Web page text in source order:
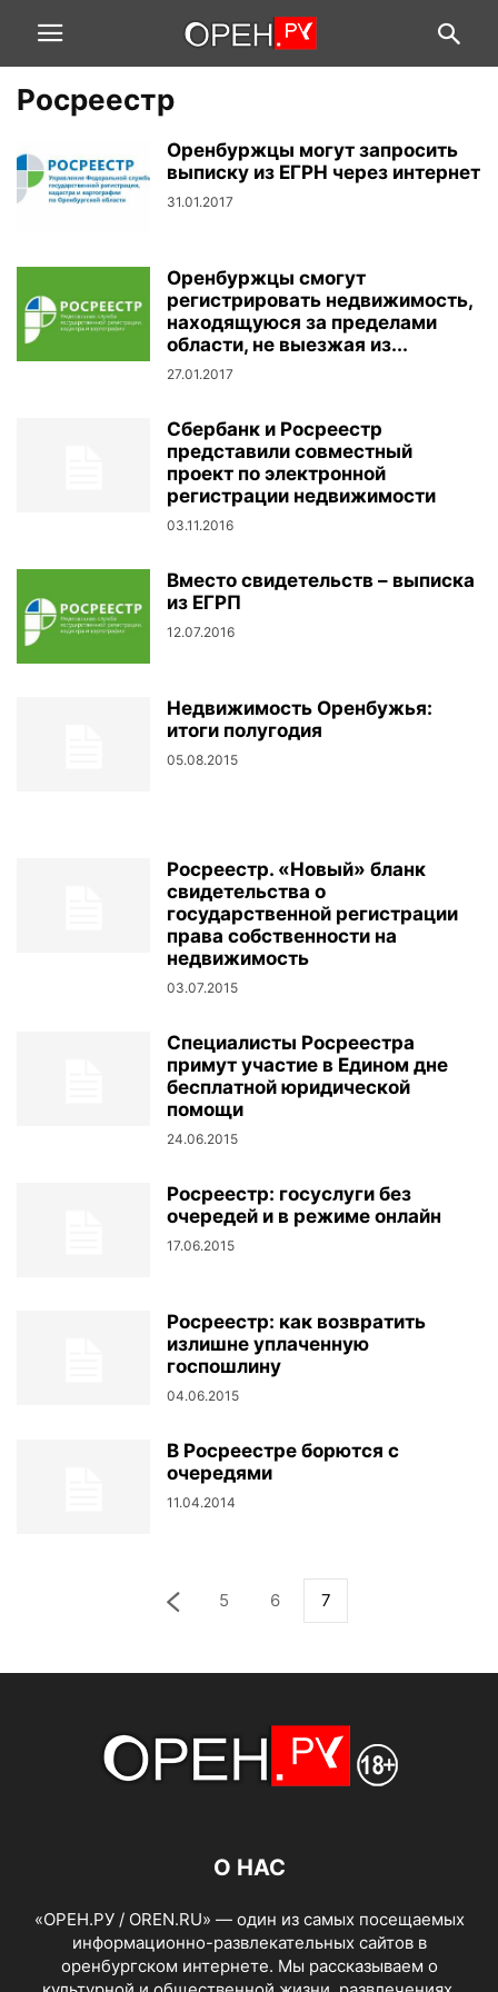
Росреестр
Оренбуржцы могут запросить
выписку из ЕГРН через интернет
31.01.2017
Оренбуржцы смогут
регистрировать недвижимость,
находящуюся за пределами
области, не выезжая из...
27.01.2017
Сбербанк и Росреестр
представили совместный
проект по электронной
регистрации недвижимости
03.11.2016
Вместо свидетельств – выписка
из ЕГРП
12.07.2016
Недвижимость Оренбужья:
итоги полугодия
05.08.2015
Росреестр. «Новый» бланк
свидетельства о
государственной регистрации
права собственности на
недвижимость
03.07.2015
Специалисты Росреестра
примут участие в Едином дне
бесплатной юридической
помощи
24.06.2015
Росреестр: госуслуги без
очередей и в режиме онлайн
17.06.2015
Росреестр: как возвратить
излишне уплаченную
госпошлину
04.06.2015
В Росреестре борются с
очередями
11.04.2014
5 6 7
О НАС
«ОРЕН.РУ / OREN.RU» — один из самых посещаемых
информационно-развлекательных сайтов в
оренбургском интернете. Мы рассказываем о